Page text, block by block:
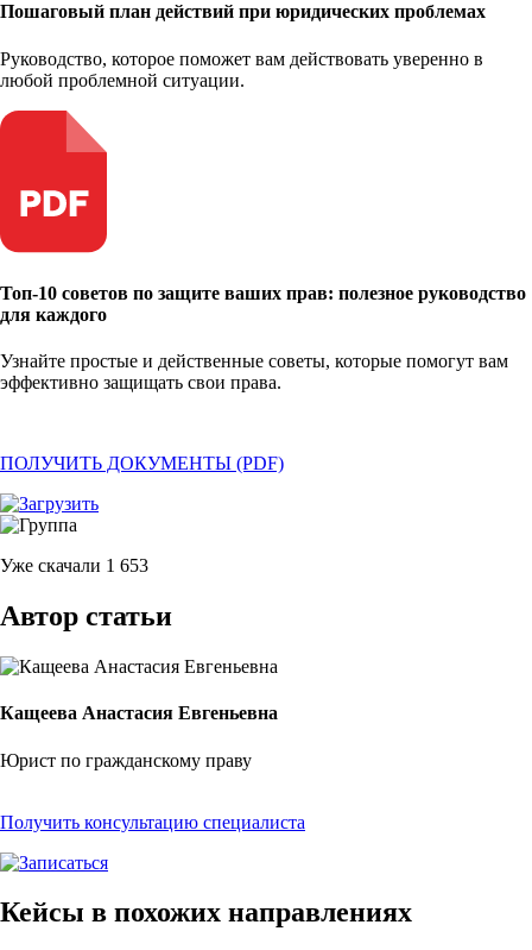
Пошаговый план действий при юридических проблемах
Руководство, которое поможет вам действовать уверенно в
любой проблемной ситуации.
Топ-10 советов по защите ваших прав: полезное руководство
для каждого
Узнайте простые и действенные советы, которые помогут вам
эффективно защищать свои права.
ПОЛУЧИТЬ ДОКУМЕНТЫ (PDF)
Уже скачали 1 653
Автор статьи
Кащеева Анастасия Евгеньевна
Юрист по гражданскому праву
Получить консультацию специалиста
Кейсы в похожих направлениях